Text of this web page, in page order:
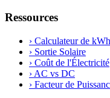
Ressources
› Calculateur de kWh
› Sortie Solaire
› Coût de l'Électricité
› AC vs DC
› Facteur de